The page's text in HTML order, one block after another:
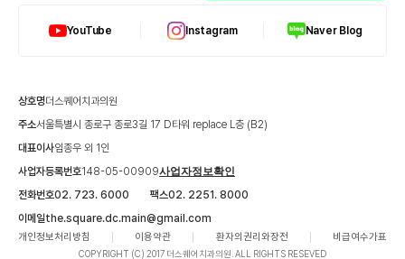
YouTube Instagram Naver Blog
상호명더스퀘어치과의원
주소서울특별시 종로구 종로3길 17 D타워 replace L층 (B2)
대표이사임종우 외 1인
사업자등록번호148-05-00909사업자정보확인
전화번호02. 723. 6000 팩스02. 2251. 8000
이메일the.square.dc.main@gmail.com
개인정보처리방침 이용약관 환자의권리와장전 비급여수가표
COPYRIGHT (C) 2017 더스퀘어치과의원. ALL RIGHTS RESEVED